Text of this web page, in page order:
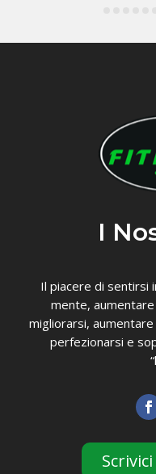
I
Il piacere di sentirsi
mente, aumentare
migliorarsi,
perfezionarsi e